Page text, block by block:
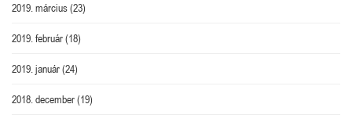
2019. március(23)
2019. február(18)
2019. január(24)
2018. december(19)